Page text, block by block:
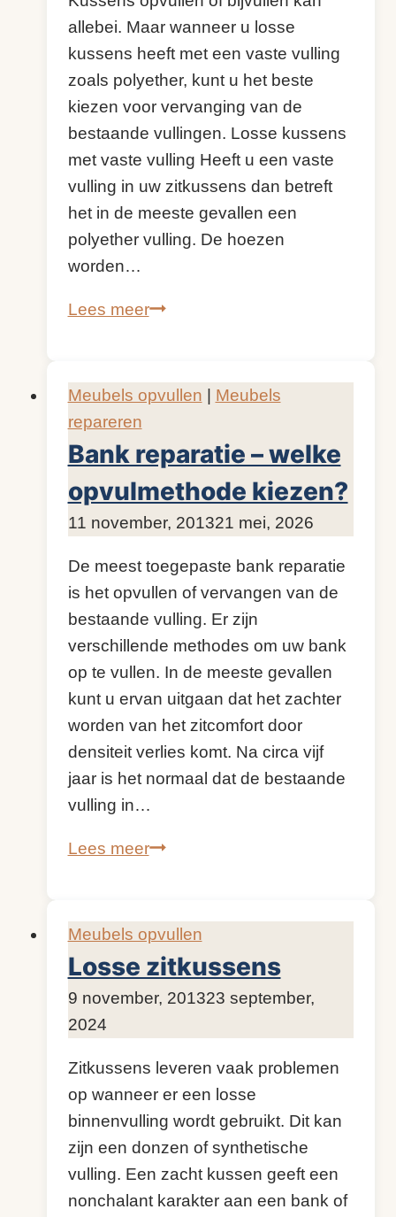
allebei. Maar wanneer u losse
kussens heeft met een vaste vulling
zoals polyether, kunt u het beste
kiezen voor vervanging van de
bestaande vullingen. Losse kussens
met vaste vulling Heeft u een vaste
vulling in uw zitkussens dan betreft
het in de meeste gevallen een
polyether vulling. De hoezen
worden…
Lees meerKussens
bijvullen
Meubels opvullen
Meubels
repareren
Bank reparatie – welke
opvulmethode kiezen?
DoorKijkopMeubelen.nl
11 november, 201321 mei, 2026
De meest toegepaste bank reparatie
is het opvullen of vervangen van de
bestaande vulling. Er zijn
verschillende methodes om uw bank
op te vullen. In de meeste gevallen
kunt u ervan uitgaan dat het zachter
worden van het zitcomfort door
densiteit verlies komt. Na circa vijf
jaar is het normaal dat de bestaande
vulling in…
Lees meerBank
welke
opvulmethode
kiezen?
Meubels opvullen
Losse zitkussens
DoorKijkopMeubelen.nl
9 november, 201323 september,
2024
Zitkussens leveren vaak problemen
op wanneer er een losse
binnenvulling wordt gebruikt. Dit kan
zijn een donzen of synthetische
vulling. Een zacht kussen geeft een
nonchalant karakter aan een bank of